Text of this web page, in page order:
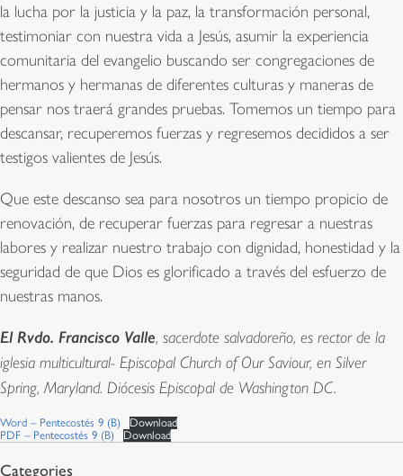
la lucha por la justicia y la paz, la transformación personal,
testimoniar con nuestra vida a Jesús, asumir la experiencia
comunitaria del evangelio buscando ser congregaciones de
hermanos y hermanas de diferentes culturas y maneras de
pensar nos traerá grandes pruebas. Tomemos un tiempo para
descansar, recuperemos fuerzas y regresemos decididos a ser
testigos valientes de Jesús.
Que este descanso sea para nosotros un tiempo propicio de
renovación, de recuperar fuerzas para regresar a nuestras
labores y realizar nuestro trabajo con dignidad, honestidad y la
seguridad de que Dios es glorificado a través del esfuerzo de
nuestras manos.
El Rvdo. Francisco Valle, sacerdote salvadoreño, es rector de la
iglesia multicultural- Episcopal Church of Our Saviour, en Silver
Spring, Maryland. Diócesis Episcopal de Washington DC.
Word – Pentecostés 9 (B)
Download
PDF – Pentecostés 9 (B)
Download